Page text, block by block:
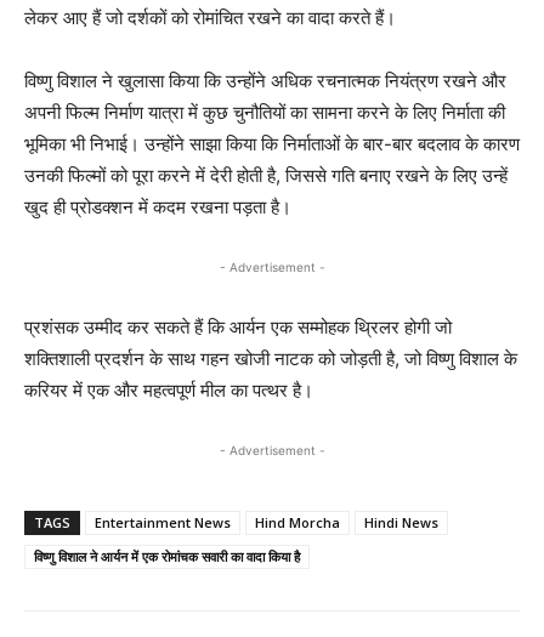
लेकर आए हैं जो दर्शकों को रोमांचित रखने का वादा करते हैं।
विष्णु विशाल ने खुलासा किया कि उन्होंने अधिक रचनात्मक नियंत्रण रखने और
अपनी फिल्म निर्माण यात्रा में कुछ चुनौतियों का सामना करने के लिए निर्माता की
भूमिका भी निभाई। उन्होंने साझा किया कि निर्माताओं के बार-बार बदलाव के कारण
उनकी फिल्मों को पूरा करने में देरी होती है, जिससे गति बनाए रखने के लिए उन्हें
खुद ही प्रोडक्शन में कदम रखना पड़ता है।
- Advertisement -
प्रशंसक उम्मीद कर सकते हैं कि आर्यन एक सम्मोहक थ्रिलर होगी जो
शक्तिशाली प्रदर्शन के साथ गहन खोजी नाटक को जोड़ती है, जो विष्णु विशाल के
करियर में एक और महत्वपूर्ण मील का पत्थर है।
- Advertisement -
TAGS Entertainment News Hind Morcha
Hindi News
विष्णु विशाल ने आर्यन में एक रोमांचक सवारी का वादा किया है